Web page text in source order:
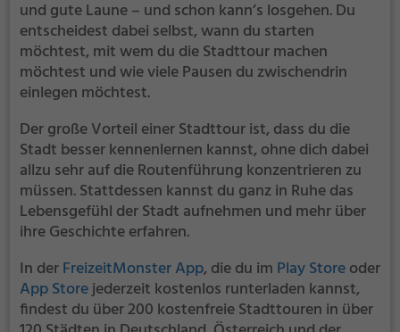
und gute Laune – und schon kann’s losgehen. Du
entscheidest dabei selbst, wann du starten
möchtest, mit wem du die Stadttour machen
möchtest und wie viele Pausen du zwischendrin
einlegen möchtest.
Der große Vorteil einer Stadttour ist, dass du die
Stadt besser kennenlernen kannst, ohne dich dabei
allzu sehr auf die Routenführung konzentrieren zu
müssen. Stattdessen kannst du ganz in Ruhe das
Lebensgefühl der Stadt aufnehmen und mehr über
ihre Geschichte erfahren.
In derFreizeitMonster App, die du im Play Storeoder
App Storejederzeit kostenlos runterladen kannst,
findest du über 200 kostenfreie Stadttouren in über